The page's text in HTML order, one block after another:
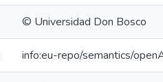
© Universidad Don Bosco
info:eu-repo/semantics/